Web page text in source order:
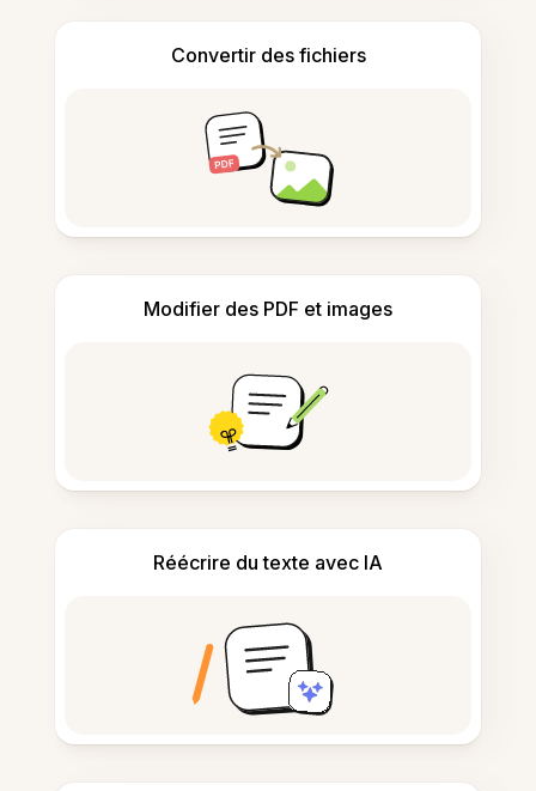
Convertir des fichiers
Modifier des PDF et images
Réécrire du texte avec IA